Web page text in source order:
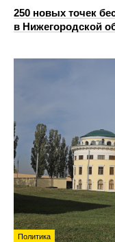
250 новых точек
в Нижегородской
Политика